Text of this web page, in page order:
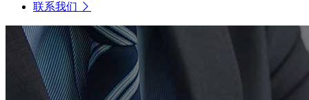
联系我们